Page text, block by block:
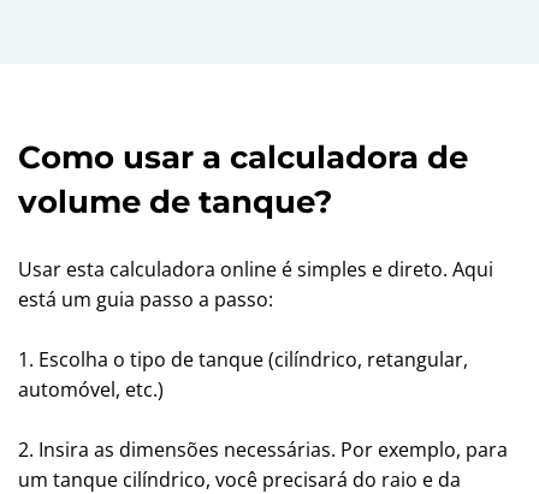
Como usar a calculadora de
volume de tanque?
Usar esta calculadora online é simples e direto. Aqui
está um guia passo a passo:
1. Escolha o tipo de tanque (cilíndrico, retangular,
automóvel, etc.)
2. Insira as dimensões necessárias. Por exemplo, para
um tanque cilíndrico, você precisará do raio e da